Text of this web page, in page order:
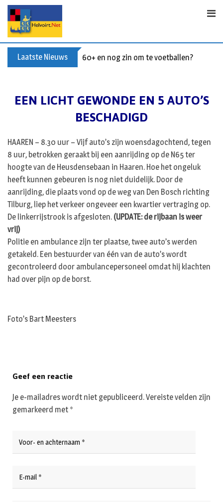
Skip
content
Laatste Nieuws 60+ en nog zin om te voetballen? Kom
EEN LICHT GEWONDE EN 5 AUTO’S
BESCHADIGD
HAAREN – 8.30 uur – Vijf auto’s zijn woensdagochtend, tegen
8 uur, betrokken geraakt bij een aanrijding op de N65 ter
hoogte van de Heusdensebaan in Haaren. Hoe het ongeluk
heeft kunnen gebeuren is nog niet duidelijk. Door de
aanrijding, die plaats vond op de weg van Den Bosch richting
Tilburg, liep het verkeer ongeveer een kwartier vertraging op.
De linkerrijstrook is afgesloten. (UPDATE: de rijbaan is weer
vrij)
Politie en ambulance zijn ter plaatse, twee auto’s werden
getakeld. Een bestuurder van één van de auto’s wordt
gecontroleerd door ambulancepersoneel omdat hij klachten
had over pijn op de borst.
Foto’s Bart Meesters
Geef een reactie
Je e-mailadres wordt niet gepubliceerd.Vereiste velden zijn
gemarkeerd met *